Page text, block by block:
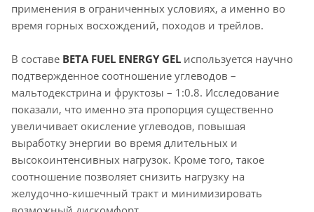
применения в ограниченных условиях, а именно во
время горных восхождений, походов и трейлов.
В составе BETA FUEL ENERGY GEL используется научно
подтвержденное соотношение углеводов –
мальтодекстрина и фруктозы – 1:0.8. Исследование
показали, что именно эта пропорция существенно
увеличивает окисление углеводов, повышая
выработку энергии во время длительных и
высокоинтенсивных нагрузок. Кроме того, такое
соотношение позволяет снизить нагрузку на
желудочно-кишечный тракт и минимизировать